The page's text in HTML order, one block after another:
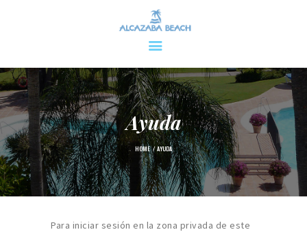
Ayuda
HOME AYUDA
INICIO
ÁREA PRIVADA
INFORMACIÓN
CONTACTO
Para iniciar sesión en la zona privada de este